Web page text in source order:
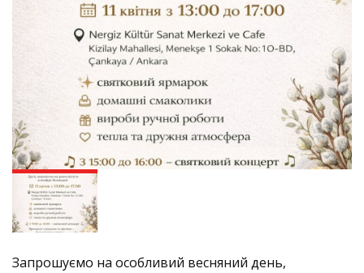
Запрошуємо на особливий весняний день,